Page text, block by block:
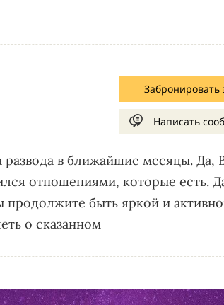
Забронировать
Написать
развода в ближайшие месяцы.
отношениями, которые есть.
продолжите быть яркой и
о сказанном